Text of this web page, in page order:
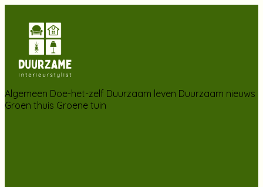
Algemeen Doe-het-zelf Duurzaam leven Duurzaam nieuws
Groen thuis Groene tuin